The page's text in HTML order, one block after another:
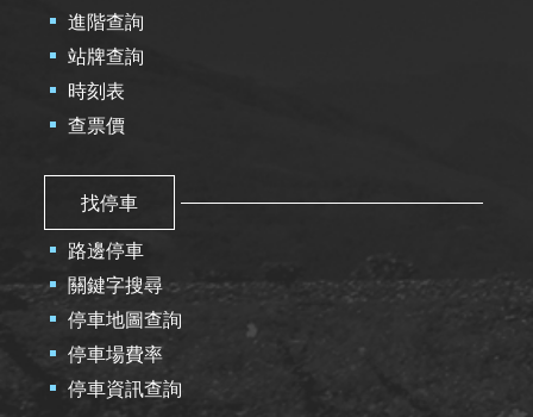
進階查詢
站牌查詢
時刻表
查票價
找停車
路邊停車
關鍵字搜尋
停車地圖查詢
停車場費率
停車資訊查詢